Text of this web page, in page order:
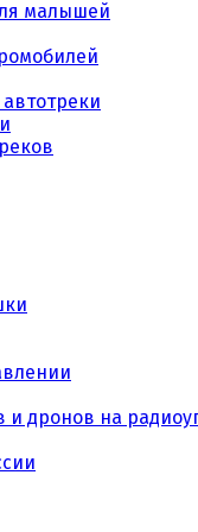
малышей
и дронов на